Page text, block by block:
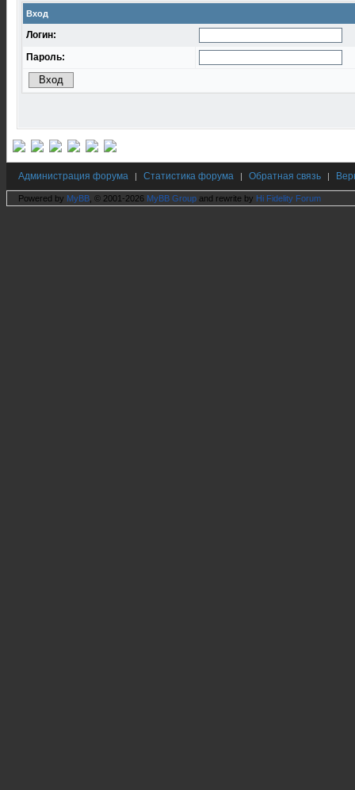
Вход
Логин:
Пароль:
Администрация форума | Статистика форума | Обратная связь |
Powered by MyBB , © 2001-2026 MyBB Group and rewrite by Hi Fidelity Forum